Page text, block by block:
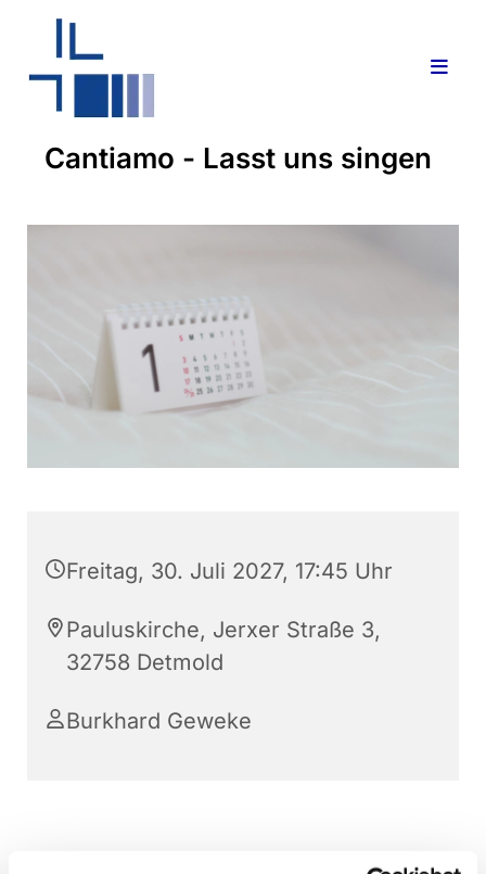
Cantiamo - Lasst uns singen
Freitag, 30. Juli 2027, 17:45 Uhr
Pauluskirche, Jerxer Straße 3,
32758 Detmold
Burkhard Geweke